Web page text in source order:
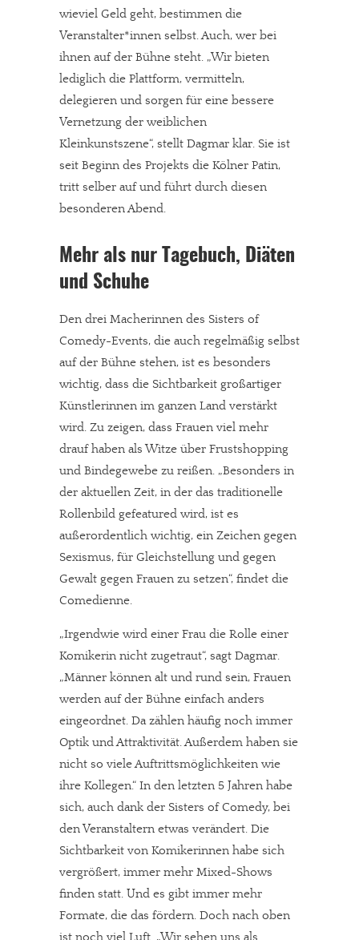
wieviel Geld geht, bestimmen die
Veranstalter*innen selbst. Auch, wer bei
ihnen auf der Bühne steht. „Wir bieten
lediglich die Plattform, vermitteln,
delegieren und sorgen für eine bessere
Vernetzung der weiblichen
Kleinkunstszene“, stellt Dagmar klar. Sie ist
seit Beginn des Projekts die Kölner Patin,
tritt selber auf und führt durch diesen
besonderen Abend.
Mehr als nur Tagebuch, Diäten
und Schuhe
Den drei Macherinnen des Sisters of
Comedy-Events, die auch regelmäßig selbst
auf der Bühne stehen, ist es besonders
wichtig, dass die Sichtbarkeit großartiger
Künstlerinnen im ganzen Land verstärkt
wird. Zu zeigen, dass Frauen viel mehr
drauf haben als Witze über Frustshopping
und Bindegewebe zu reißen. „Besonders in
der aktuellen Zeit, in der das traditionelle
Rollenbild gefeatured wird, ist es
außerordentlich wichtig, ein Zeichen gegen
Sexismus, für Gleichstellung und gegen
Gewalt gegen Frauen zu setzen“, findet die
Comedienne.
„Irgendwie wird einer Frau die Rolle einer
Komikerin nicht zugetraut“, sagt Dagmar.
„Männer können alt und rund sein, Frauen
werden auf der Bühne einfach anders
eingeordnet. Da zählen häufig noch immer
Optik und Attraktivität. Außerdem haben sie
nicht so viele Auftrittsmöglichkeiten wie
ihre Kollegen.“ In den letzten 5 Jahren habe
sich, auch dank der Sisters of Comedy, bei
den Veranstaltern etwas verändert. Die
Sichtbarkeit von Komikerinnen habe sich
vergrößert, immer mehr Mixed-Shows
finden statt. Und es gibt immer mehr
Formate, die das fördern. Doch nach oben
ist noch viel Luft. „Wir sehen uns als